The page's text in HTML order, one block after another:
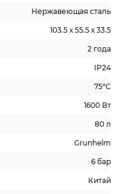
Нержавеющая сталь
103.5 х 55.5 х 33.5
2 года
IP24
75°С
1600 Вт
80 л
Grunhelm
6 бар
Китай